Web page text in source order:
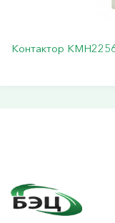
Контактор